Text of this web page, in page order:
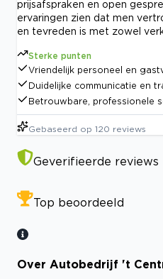
prijsafspraken en open
ervaringen zien dat men
en tevreden is met zowel
Sterke punten
Vriendelijk personeel en
Duidelijke communicatie en
Betrouwbare, professionele
Gebaseerd op 120 reviews
Geverifieerde reviews
Top beoordeeld
Over Autobedrijf 't